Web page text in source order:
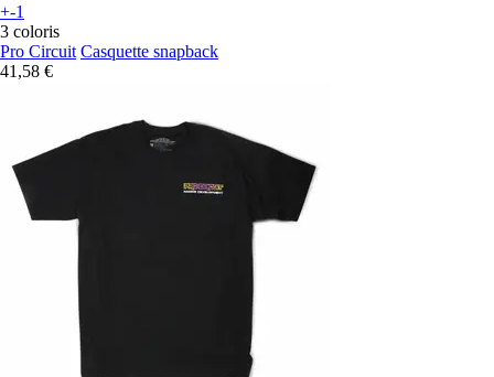
+-1
3 coloris
Pro Circuit Casquette snapback
41,58 €